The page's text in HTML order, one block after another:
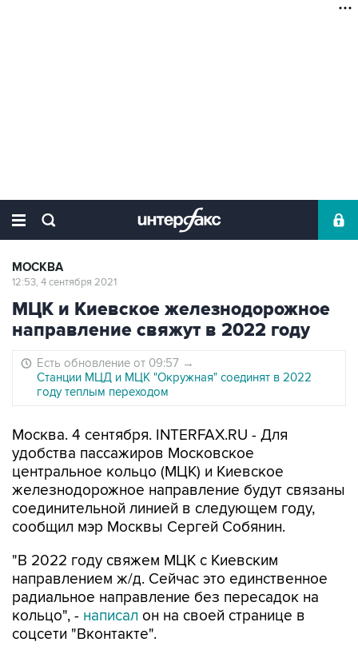
МОСКВА
12:53, 4 сентября 2021
МЦК и Киевское железнодорожное
направление свяжут в 2022 году
Есть обновление от 09:57 →
Станции МЦД и МЦК "Окружная" соединят в 2022
году теплым переходом
Москва. 4 сентября. INTERFAX.RU - Для
удобства пассажиров Московское
центральное кольцо (МЦК) и Киевское
железнодорожное направление будут связаны
соединительной линией в следующем году,
сообщил мэр Москвы Сергей Собянин.
"В 2022 году свяжем МЦК с Киевским
направлением ж/д. Сейчас это единственное
радиальное направление без пересадок на
кольцо", - написал он на своей странице в
соцсети "Вконтакте".